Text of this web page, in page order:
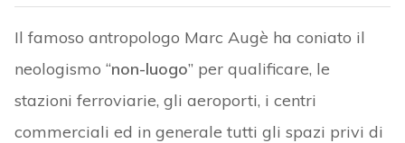
Il famoso antropologo Marc Augè ha coniato il
neologismo “non-luogo” per qualificare, le
stazioni ferroviarie, gli aeroporti, i centri
commerciali ed in generale tutti gli spazi privi di